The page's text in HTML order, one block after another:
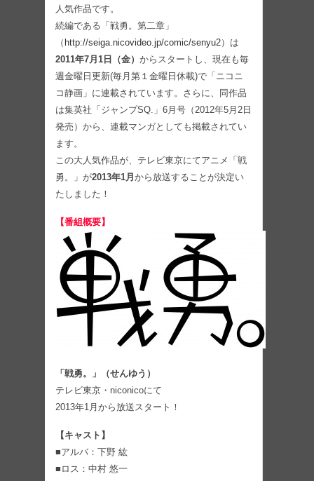
人気作品です。
続編である「戦勇。第二章」
（ http://seiga.nicovideo.jp/comic/senyu2）は
2011年7月1日（金） からスタートし、現在も毎
週金曜日更新(毎月第１金曜日休載)で「ニコニ
コ静画」に連載されています。さらに、同作品
は集英社「ジャンプSQ.」6月号（2012年5月2日
発売）から、連載マンガとしても掲載されてい
ます。
この大人気作品が、テレビ東京にてアニメ「戦
勇。」が2013年1月 から放送することが決定い
たしました！
【番組概要】
「戦勇。」（せんゆう）
テレビ東京・niconicoにて
2013年1月から放送スタート！
【キャスト】
■アルバ：下野 紘
■ロス：中村 悠一